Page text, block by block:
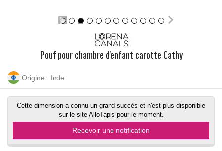
Pouf pour chambre d'enfant carotte Cathy
Origine : Inde
Cette dimension a connu un grand succès et n'est plus disponible
sur le site AlloTapis pour le moment.
Recevoir une notification